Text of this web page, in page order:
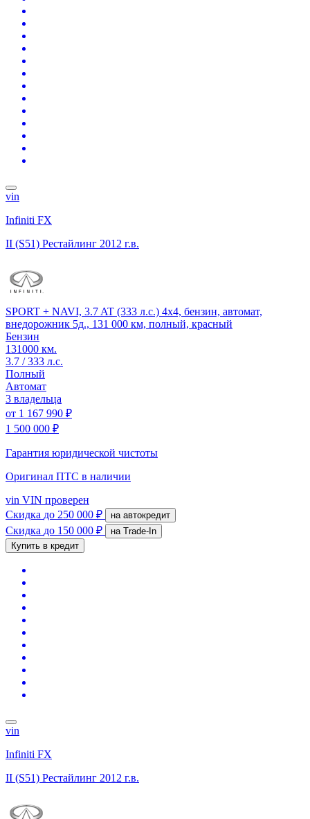
vin
Infiniti FX
II (S51) Рестайлинг 2012 г.в.
SPORT + NAVI, 3.7 AT (333 л.с.) 4x4, бензин, автомат,
внедорожник 5д., 131 000 км, полный, красный
Бензин
131000 км.
3.7 / 333 л.с.
Полный
Автомат
3 владельца
от 1 167 990 ₽
1 500 000 ₽
Гарантия юридической чистоты
Оригинал ПТС в наличии
vin VIN проверен
Скидка до 250 000 ₽ на автокредит
Скидка до 150 000 ₽
на Trade-In
Купить в кредит
vin
Infiniti FX
II (S51) Рестайлинг 2012 г.в.